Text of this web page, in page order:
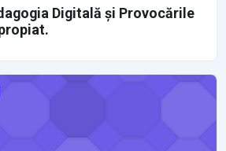
Digitală și Provocările